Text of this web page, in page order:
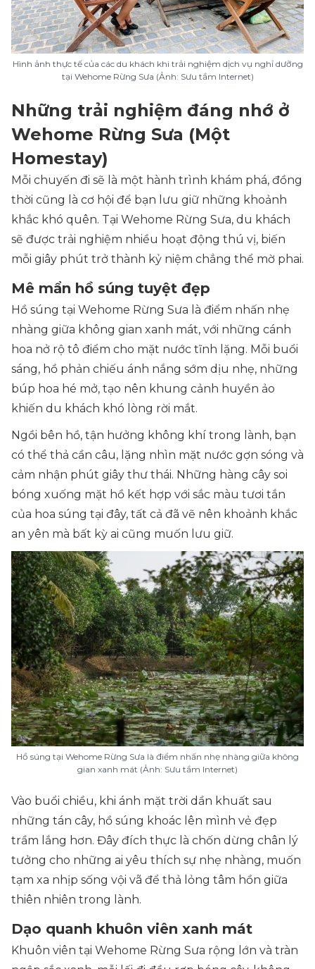
Hình ảnh thực tế của các du khách khi trải nghiệm dịch vụ nghỉ dưỡng
tại Wehome Rừng Sưa (Ảnh: Sưu tầm Internet)
Những trải nghiệm đáng nhớ ở
Wehome Rừng Sưa (Một
Homestay)
Mỗi chuyến đi sẽ là một hành trình khám phá, đồng
thời cũng là cơ hội để bạn lưu giữ những khoảnh
khắc khó quên. Tại Wehome Rừng Sưa, du khách
sẽ được trải nghiệm nhiều hoạt động thú vị, biến
mỗi giây phút trở thành kỷ niệm chẳng thể mờ phai.
Mê mẩn hồ súng tuyệt đẹp
Hồ súng tại Wehome Rừng Sưa là điểm nhấn nhẹ
nhàng giữa không gian xanh mát, với những cánh
hoa nở rộ tô điểm cho mặt nước tĩnh lặng. Mỗi buổi
sáng, hồ phản chiếu ánh nắng sớm dịu nhẹ, những
búp hoa hé mở, tạo nên khung cảnh huyền ảo
khiến du khách khó lòng rời mắt.
Ngồi bên hồ, tận hưởng không khí trong lành, bạn
có thể thả cần câu, lặng nhìn mặt nước gợn sóng và
cảm nhận phút giây thư thái. Những hàng cây soi
bóng xuống mặt hồ kết hợp với sắc màu tươi tắn
của hoa súng tại đây, tất cả đã vẽ nên khoảnh khắc
an yên mà bất kỳ ai cũng muốn lưu giữ.
Hồ súng tại Wehome Rừng Sưa là điểm nhấn nhẹ nhàng giữa không
gian xanh mát (Ảnh: Sưu tầm Internet)
Vào buổi chiều, khi ánh mặt trời dần khuất sau
những tán cây, hồ súng khoác lên mình vẻ đẹp
trầm lắng hơn. Đây đích thực là chốn dừng chân lý
tưởng cho những ai yêu thích sự nhẹ nhàng, muốn
tạm xa nhịp sống vội vã để thả lỏng tâm hồn giữa
thiên nhiên trong lành.
Dạo quanh khuôn viên xanh mát
Khuôn viên tại Wehome Rừng Sưa rộng lớn và tràn